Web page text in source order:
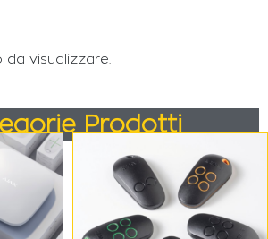
visualizzare.
Prodotti